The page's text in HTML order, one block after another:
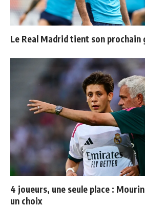
Le Real Madrid tient son prochain
4 joueurs, une seule place :
un choix